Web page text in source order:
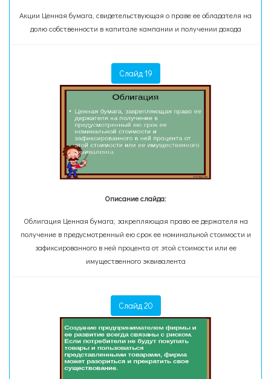
Акции Ценная бумага, свидетельствующая о праве ее обладателя на
долю собственности в капитале кампании и получении дохода
Слайд 19
Описание слайда:
Облигация Ценная бумага, закрепляющая право ее держателя на
получение в предусмотренный ею срок ее номинальной стоимости и
зафиксированного в ней процента от этой стоимости или ее
имущественного эквивалента
Слайд 20